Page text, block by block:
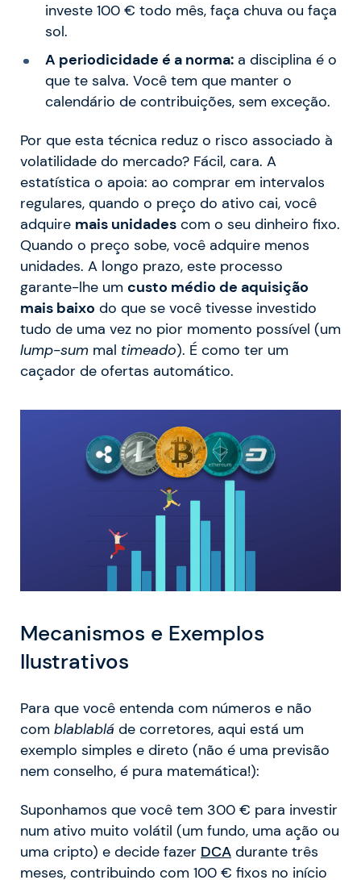
investe 100 € todo mês, faça chuva ou faça
sol.
A periodicidade é a norma:a disciplina é o
que te salva. Você tem que manter o
calendário de contribuições, sem exceção.
Por que esta técnica reduz o risco associado à
volatilidade do mercado? Fácil, cara. A
estatística o apoia: ao comprar em intervalos
regulares, quando o preço do ativo cai, você
adquire mais unidades com o seu dinheiro fixo.
Quando o preço sobe, você adquire menos
unidades. A longo prazo, este processo
garante-lhe um custo médio de aquisição
mais baixo do que se você tivesse investido
tudo de uma vez no pior momento possível (um
lump-sum mal timeado). É como ter um
caçador de ofertas automático.
Mecanismos e Exemplos
Ilustrativos
Para que você entenda com números e não
com blablablá de corretores, aqui está um
exemplo simples e direto (não é uma previsão
nem conselho, é pura matemática!):
Suponhamos que você tem 300 € para investir
num ativo muito volátil (um fundo, uma ação ou
uma cripto) e decide fazer DCA durante três
meses, contribuindo com 100 € fixos no início